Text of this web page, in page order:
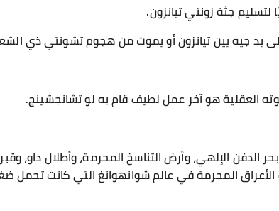
جثة زونتي تيانزون.
على يد جيه يين تيانزون أو يموت من هجوم تشونتي ذي
العقلية هو آخر عمل لطيف قام به لو تشانجشينج.
الدفن الإلهي، وأرض التناسخ المحرمة، وأطلال داو،
المحرمة في عالم شوانهوانغ التي كانت تحمل